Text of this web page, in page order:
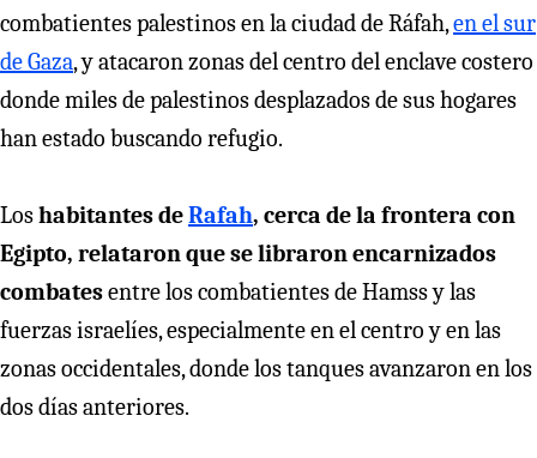
combatientes palestinos en la ciudad de Ráfah,en el sur
de Gaza, y atacaron zonas del centro del enclave costero
donde miles de palestinos desplazados de sus hogares
han estado buscando refugio.
Loshabitantes deRafah, cerca de la frontera con
Egipto, relataron que se libraron encarnizados
combatesentre los combatientes de Hamss y las
fuerzas israelíes, especialmente en el centro y en las
zonas occidentales, donde los tanques avanzaron en los
dos días anteriores.